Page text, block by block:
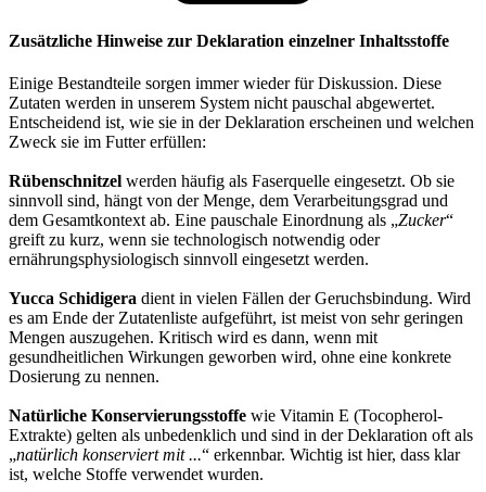
Zusätzliche Hinweise zur Deklaration einzelner Inhaltsstoffe
Einige Bestandteile sorgen immer wieder für Diskussion. Diese
Zutaten werden in unserem System nicht pauschal abgewertet.
Entscheidend ist, wie sie in der Deklaration erscheinen und welchen
Zweck sie im Futter erfüllen:
Rübenschnitzel werden häufig als Faserquelle eingesetzt. Ob sie
sinnvoll sind, hängt von der Menge, dem Verarbeitungsgrad und
dem Gesamtkontext ab. Eine pauschale Einordnung als „Zucker“
greift zu kurz, wenn sie technologisch notwendig oder
ernährungsphysiologisch sinnvoll eingesetzt werden.
Yucca Schidigera dient in vielen Fällen der Geruchsbindung. Wird
es am Ende der Zutatenliste aufgeführt, ist meist von sehr geringen
Mengen auszugehen. Kritisch wird es dann, wenn mit
gesundheitlichen Wirkungen geworben wird, ohne eine konkrete
Dosierung zu nennen.
Natürliche Konservierungsstoffe wie Vitamin E (Tocopherol-
Extrakte) gelten als unbedenklich und sind in der Deklaration oft als
„natürlich konserviert mit ...“ erkennbar. Wichtig ist hier, dass klar
ist, welche Stoffe verwendet wurden.